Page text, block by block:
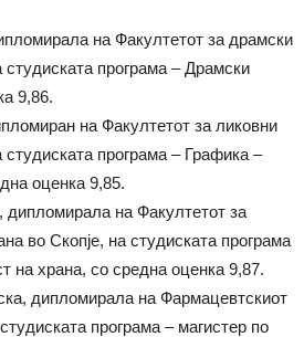
на Факултетот за драмски
студиската програма – Драмски
9,86.
на Факултетот за ликовни
студиската програма – Графика –
оценка 9,85.
дипломирала на Факултетот за
во Скопје, на студиската програма
на храна, со средна оценка 9,87.
дипломирала на Фармацевтскиот
програма – магистер по